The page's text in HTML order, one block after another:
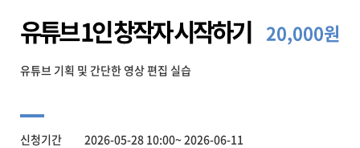
유튜브 1인 창작자 시작하기 20,000원
유튜브 기획 및 간단한 영상 편집 실습
신청기간 2026-05-28 10:00~ 2026-06-11